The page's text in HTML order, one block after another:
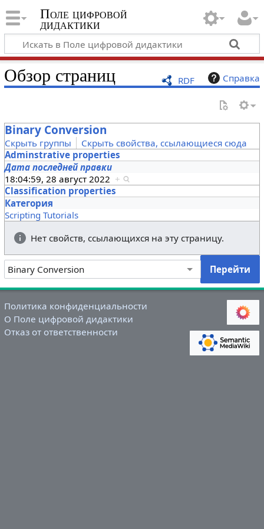
Поле цифровой
дидактики
RDF Справка
Обзор страниц
Binary Conversion
Скрыть группы
Скрыть свойства, ссылающиеся сюда
Adminstrative properties
Дата последней правки
18:04:59, 28 август 2022 +
Classification properties
Категория
Scripting Tutorials
Нет свойств, ссылающихся на эту страницу.
Политика конфиденциальности
О Поле цифровой дидактики
Отказ от ответственности